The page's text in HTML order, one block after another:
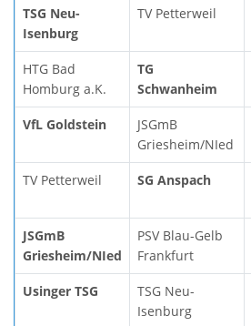
TSG Neu-
Isenburg
TV Petterweil
HTG Bad
Homburg a.K.
TG
Schwanheim
VfL Goldstein
JSGmB
Griesheim/NIed
TV Petterweil SG Anspach
JSGmB
Griesheim/NIed
PSV Blau-Gelb
Frankfurt
Usinger TSG
TSG Neu-
Isenburg